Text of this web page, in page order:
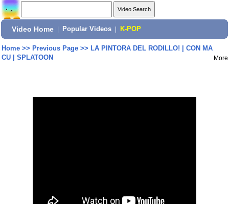
Video Home Popular Videos K-POP
Home>> Previous Page>> LA PINTORA DEL RODILLO! | CON MA
CU | SPLATOON
More